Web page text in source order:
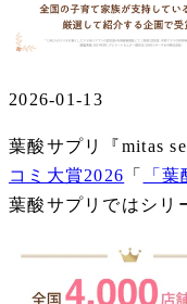
2026-01-13
葉酸サプリ『mitas
コミ大賞2026 「 「
葉酸サプリではシリ